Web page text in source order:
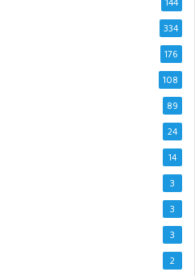
334
176
108
89
24
14
3
3
3
2